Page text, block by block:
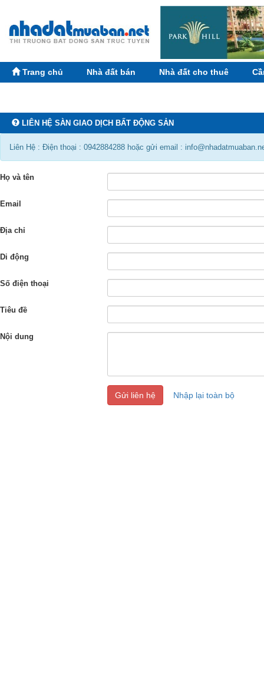
Trang chủ Nhà đất bán Nhà đất cho thuê
LIÊN HỆ SÀN GIAO DỊCH BẤT ĐỘNG SẢN
Liên Hệ : Điện thoại : 0942884288 hoặc gửi email :
Họ và tên
Email
Địa chỉ
Di động
Số điện thoại
Tiêu đề
Nội dung
Gửi liên hệ Nhập lại toàn bộ